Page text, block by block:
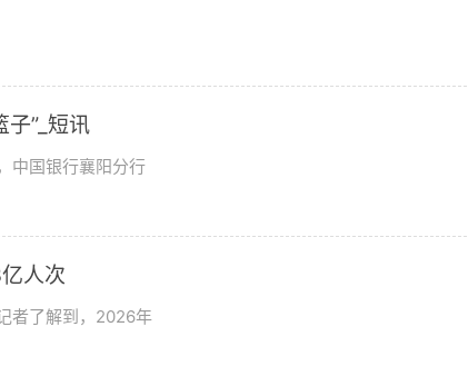
”_短讯
中国银行襄阳分行
人次
者了解到，2026年